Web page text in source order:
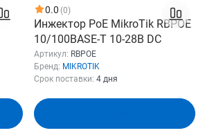
0.0 (0)
Инжектор PoE MikroTik RBPOE
10/100BASE-T 10-28В DС
Артикул: RBPOE
Бренд: MIKROTIK
Срок поставки: 4 дня